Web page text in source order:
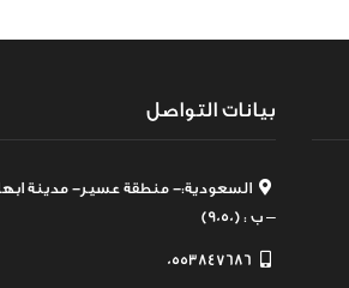
بيانات التواصل
السعودية:- منطقة عسير- مدينة
– ب : (9050)
0553847686